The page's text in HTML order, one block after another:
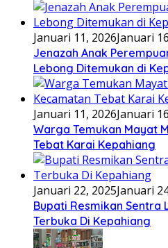
Januari 11, 2026Januari
Jenazah Anak
Lebong Ditemukan di
Januari 11, 2026Januari
Warga Temukan Mayat
Tebat Karai Kepahiang
Januari 22, 2025Januari
Bupati Resmikan Sentra
Terbuka Di Kepahiang